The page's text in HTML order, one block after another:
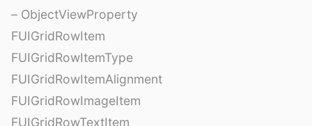
– ObjectViewProperty
FUIGridRowItem
FUIGridRowItemType
FUIGridRowItemAlignment
FUIGridRowImageItem
FUIGridRowTextItem